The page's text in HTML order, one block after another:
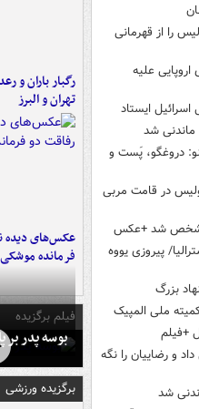
را از قهرمانی
اروپایی علیه
ایستاد
ماندنی شد
دروغگو، پَست‌ و
در قامت مربی
مشخص شد +عکس
پیروزی یووه
ملی المپیک
+فیلم
و رضاییان را نگه
شد
رگبار باران و
تهران و البرز
عکس‌های دیده
فرمانده‌ موشکی
فیلم برگزیده
بوسه‌ پدر
برگزیده ورزشی